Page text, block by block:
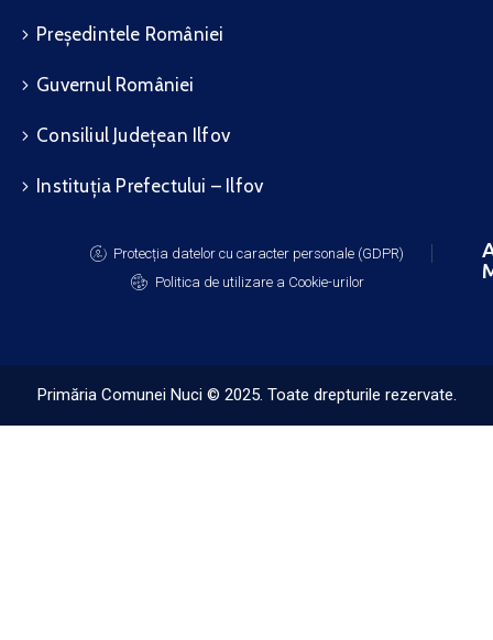
Președintele României
Guvernul României
Consiliul Județean Ilfov
Instituția Prefectului – Ilfov
Protecția datelor cu caracter personale (GDPR)
Politica de utilizare a Cookie-urilor
Primăria Comunei Nuci © 2025. Toate drepturile rezervate.